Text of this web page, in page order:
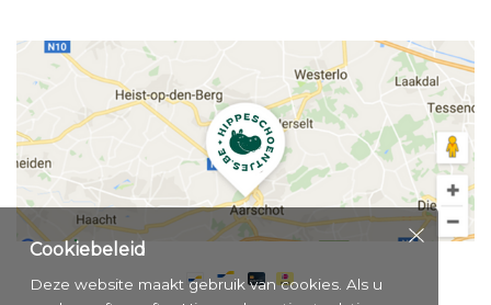
Cookiebeleid
Deze website maakt gebruik van cookies. Als u